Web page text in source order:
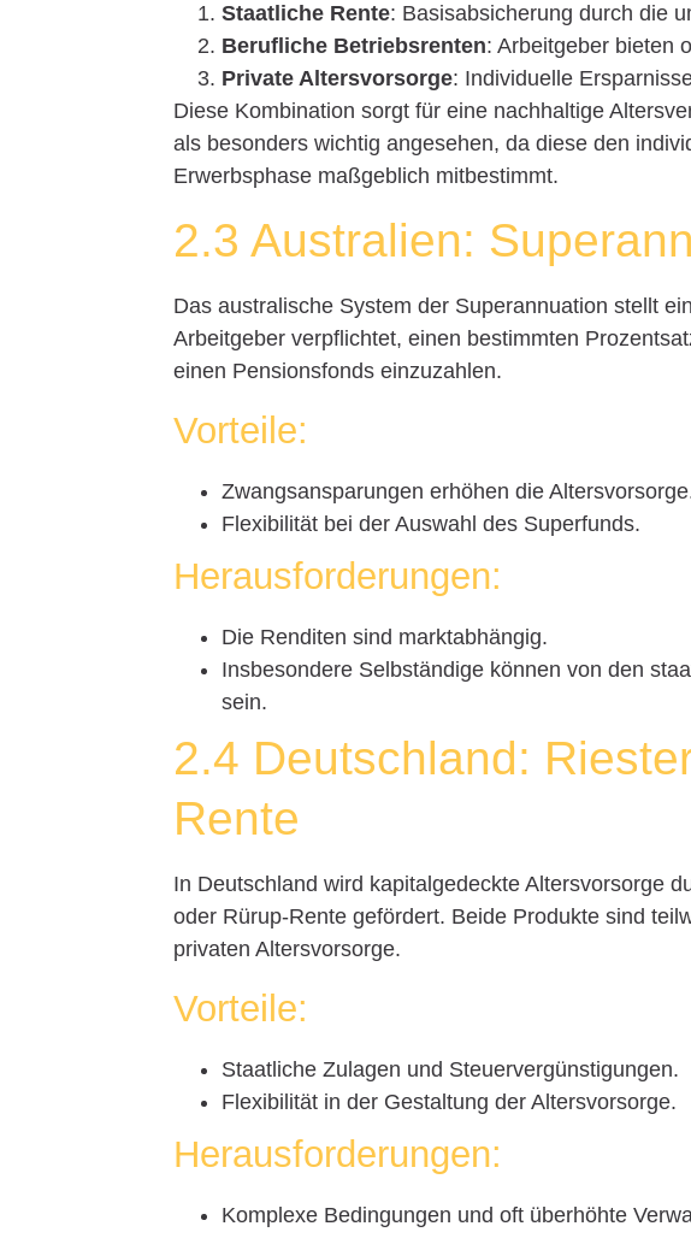
Staatliche Rente: Basisabsicherung durch die
Berufliche Betriebsrenten: Arbeitgeber bieten
Private Altersvorsorge: Individuelle
Diese Kombination sorgt für eine nachhaltige
als besonders wichtig angesehen, da diese den
Erwerbsphase maßgeblich mitbestimmt.
2.3 Australien:
Das australische System der Superannuation stellt
Arbeitgeber verpflichtet, einen bestimmten
einen Pensionsfonds einzuzahlen.
Vorteile:
Zwangsansparungen erhöhen die
Flexibilität bei der Auswahl des Superfunds.
Herausforderungen:
Die Renditen sind marktabhängig.
Insbesondere Selbständige können von den
sein.
2.4 Deutschland:
Rente
In Deutschland wird kapitalgedeckte Altersvorsorge
oder Rürup-Rente gefördert. Beide Produkte sind
privaten Altersvorsorge.
Vorteile:
Staatliche Zulagen und Steuervergünstigungen.
Flexibilität in der Gestaltung der Altersvorsorge.
Herausforderungen:
Komplexe Bedingungen und oft überhöhte